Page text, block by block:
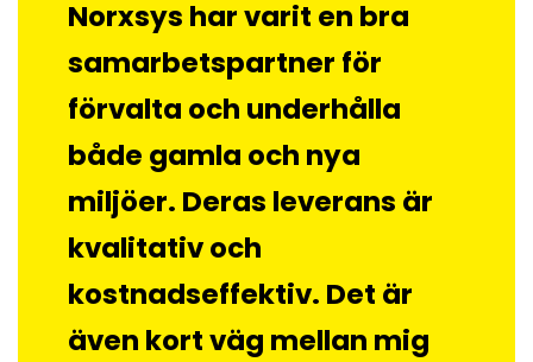
Norxsys har varit en bra
samarbetspartner för
förvalta och underhålla
både gamla och nya
miljöer. Deras leverans är
kvalitativ och
kostnadseffektiv. Det är
även kort väg mellan mig